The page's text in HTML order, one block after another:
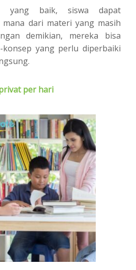
yang baik, siswa dapat
dari materi yang masih
demikian, mereka bisa
yang perlu diperbaiki
per hari